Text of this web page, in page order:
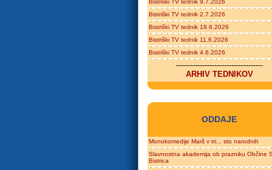
Bistriški TV tednik 9.7.2026
Bistriški TV tednik 2.7.2026
Bistriški TV tednik 18.6.2026
Bistriški TV tednik 11.6.2026
Bistriški TV tednik 4.6.2026
------------------------------------
ARHIV TEDNIKOV
ODDAJE
Monokomedije Marš v tri... sto narodnih
Slavnostna akademija ob prazniku Občine
Bistrica